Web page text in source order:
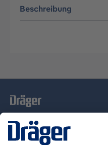
Beschreibung
Dräger Austria GmbH